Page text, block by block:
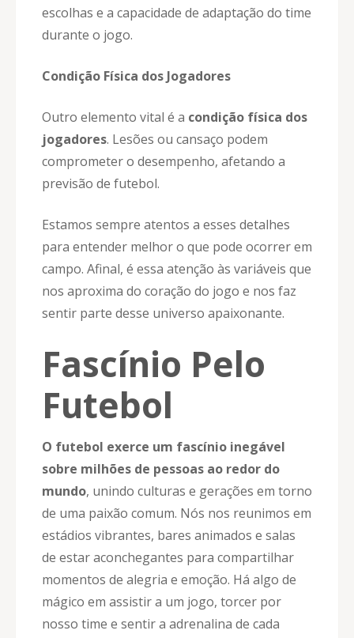
escolhas e a capacidade de adaptação do time
durante o jogo.
Condição Física dos Jogadores
Outro elemento vital é a condição física dos
jogadores. Lesões ou cansaço podem
comprometer o desempenho, afetando a
previsão de futebol.
Estamos sempre atentos a esses detalhes
para entender melhor o que pode ocorrer em
campo. Afinal, é essa atenção às variáveis que
nos aproxima do coração do jogo e nos faz
sentir parte desse universo apaixonante.
Fascínio Pelo
Futebol
O futebol exerce um fascínio inegável
sobre milhões de pessoas ao redor do
mundo, unindo culturas e gerações em torno
de uma paixão comum. Nós nos reunimos em
estádios vibrantes, bares animados e salas
de estar aconchegantes para compartilhar
momentos de alegria e emoção. Há algo de
mágico em assistir a um jogo, torcer por
nosso time e sentir a adrenalina de cada